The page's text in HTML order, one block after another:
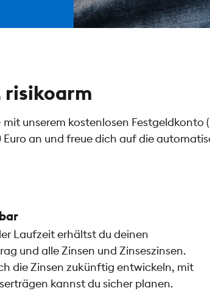
risikoarm
unserem kostenlosen Festgeldkonto
an und freue dich auf die
Laufzeit erhältst du deinen
und alle Zinsen und Zinseszinsen.
die Zinsen zukünftig entwickeln, mit
kannst du sicher planen.